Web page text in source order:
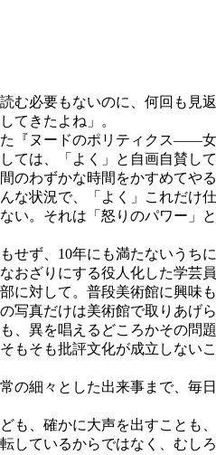
む必要もないのに、何回も見
てきたよね」。
『ヌードのポリティクス――女
ては、「よく」と自画自賛し
のわずかな時間をかすめてや
な状況で、「よく」これだけ
い。それは「怒りのパワー」
ず、10年にも満たないうち
おざりにする役人化した学芸
に対して。普段美術館に興味
写真だけは美術館で取りあげ
、異を唱えるどころかその問
もそも批評文化が成立しない
細々とした出来事まで、毎
も、確かに大声を出すことも
しているからではなく、むし